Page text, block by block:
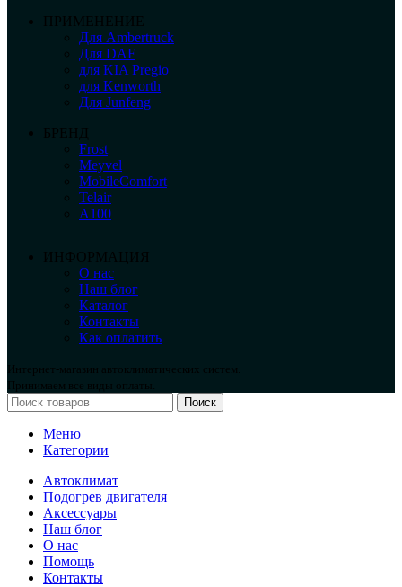
ПРИМЕНЕНИЕ
Для Ambertruck
Для DAF
для KIA Pregio
для Kenworth
Для Junfeng
БРЕНД
Frost
Meyvel
MobileComfort
Telair
А100
ИНФОРМАЦИЯ
О нас
Наш блог
Каталог
Контакты
Как оплатить
Интернет-магазин автоклиматических систем.
Принимаем все виды оплаты.
Поиск
Меню
Категории
Автоклимат
Подогрев двигателя
Аксессуары
Наш блог
О нас
Помощь
Контакты